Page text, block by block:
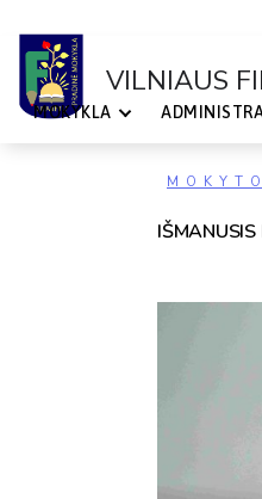
VILNIAUS
VILNIAUS
MOKYKLA
Kategorijos